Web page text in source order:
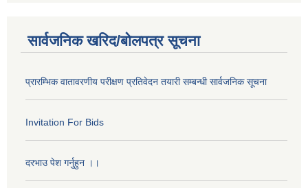
सार्वजनिक खरिद/बोलपत्र सूचना
प्रारम्भिक वातावरणीय परीक्षण प्रतिवेदन तयारी सम्बन्धी सार्वजनिक सूचना
Invitation For Bids
दरभाउ पेश गर्नुहुन ।।